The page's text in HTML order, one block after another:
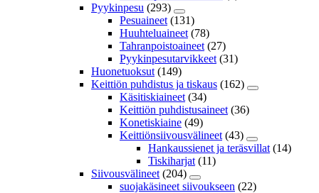
Pyykinpesu (293)
Pesuaineet (131)
Huuhteluaineet (78)
Tahranpoistoaineet (27)
Pyykinpesutarvikkeet (31)
Huonetuoksut (149)
Keittiön puhdistus ja tiskaus (162)
Käsitiskiaineet (34)
Keittiön puhdistusaineet (36)
Konetiskiaine (49)
Keittiönsiivousvälineet (43)
Hankaussienet ja teräsvillat (14)
Tiskiharjat (11)
Siivousvälineet (204)
suojakäsineet siivoukseen (22)